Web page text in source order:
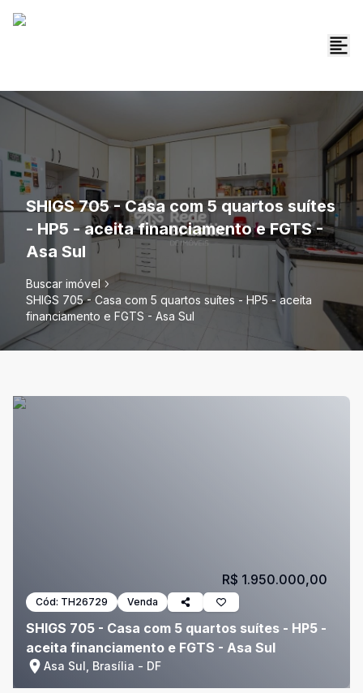
SHIGS 705 - Casa com 5 quartos suítes
- HP5 - aceita financiamento e FGTS -
Asa Sul
Buscar imóvel
SHIGS 705 - Casa com 5 quartos suítes - HP5 - aceita
financiamento e FGTS - Asa Sul
Cód: TH26729 Venda
SHIGS 705 - Casa com 5 quartos suítes - HP5 -
aceita financiamento e FGTS - Asa Sul
Asa Sul, Brasília - DF
R$ 1.950.000,00